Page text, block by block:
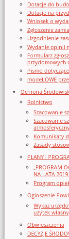
Dotacje do
Dotacje na
Wniosek o
Zgłoszenie
Uzgodnienie
Wydanie opinii
Formularz
przydomowych
Pismo
modeLOWE
Ochrona
Rolnictwo
Szacowanie
Szacowanie
Komunikaty
Zasady
PLANY I
„PROGRAM
NA LATA
Program
Ogloszenie
Wykaz
użytek własny
Obwieszczenia
DECYZJE